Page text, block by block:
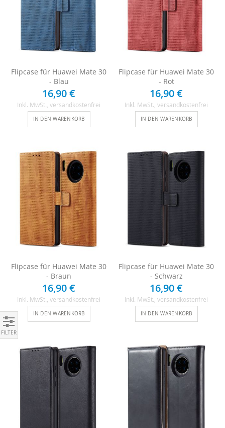
Flipcase für Huawei Mate 30
- Blau
16,90 €
Inkl. MwSt. , versandkostenfrei
IN DEN WARENKORB
Flipcase für Huawei Mate 30
- Rot
16,90 €
Inkl. MwSt. , versandkostenfrei
IN DEN WARENKORB
Flipcase für Huawei Mate 30
- Braun
16,90 €
Inkl. MwSt. , versandkostenfrei
IN DEN WARENKORB
Flipcase für Huawei Mate 30
- Schwarz
16,90 €
Inkl. MwSt. , versandkostenfrei
IN DEN WARENKORB
Einkaufen nach